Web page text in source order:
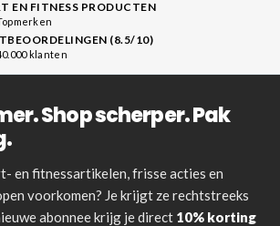
EN FITNESS PRODUCTEN
(8.5/10)
klanten
Shop scherper. Pak
en fitnessartikelen, frisse acties en
voorkomen? Je krijgt ze rechtstreeks
abonnee krijg je direct 10% korting